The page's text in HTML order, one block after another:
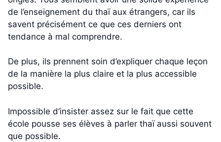
de l’enseignement du thaï aux étrangers, car ils
savent précisément ce que ces derniers ont
tendance à mal comprendre.
De plus, ils prennent soin d’expliquer chaque leçon
de la manière la plus claire et la plus accessible
possible.
Impossible d’insister assez sur le fait que cette
école pousse ses élèves à parler thaï aussi souvent
que possible.